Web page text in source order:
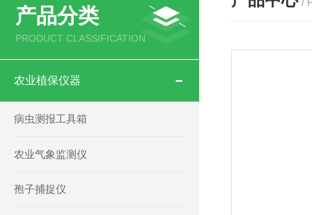
产品分类
PRODUCT CLASSIFICATION
农业植保仪器
病虫测报工具箱
农业气象监测仪
孢子捕捉仪